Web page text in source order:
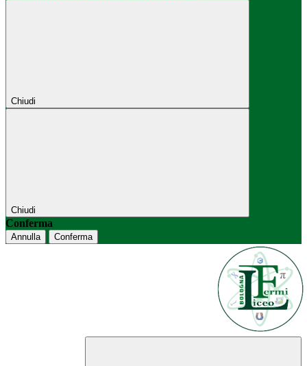
Chiudi
Chiudi
Conferma
Annulla Conferma